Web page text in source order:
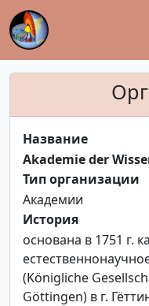
Название
Akademie der
Тип организации
Академии
История
основана в 1751 г.
(Königliche
Göttingen) в г.